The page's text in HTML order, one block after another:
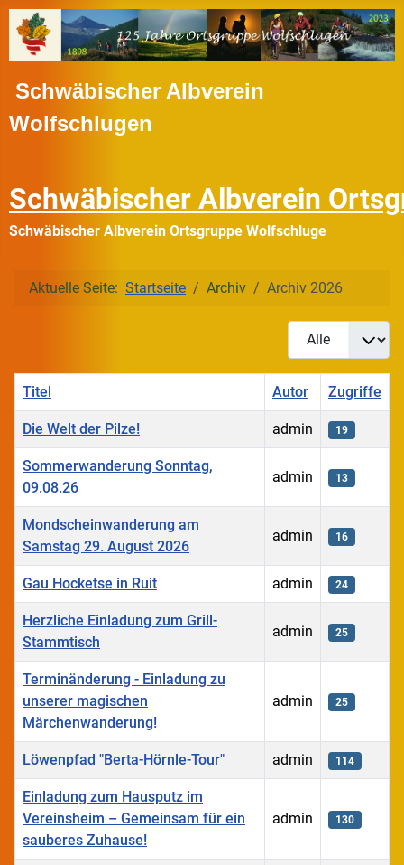
Schwäbischer Albverein
Wolfschlugen
Schwäbischer Albverein
Schwäbischer Albverein Ortsgruppe Wolfschluge
Aktuelle Seite: Startseite Archiv Archiv 2026
Anzeige #
Titel Autor Zugriffe
Die Welt der Pilze! admin 19
Sommerwanderung Sonntag,
09.08.26
admin 13
Mondscheinwanderung am
Samstag 29. August 2026
admin 16
Gau Hocketse in Ruit admin 24
Herzliche Einladung zum Grill-
Stammtisch
admin 25
Terminänderung - Einladung zu
unserer magischen
Märchenwanderung!
admin 25
Löwenpfad "Berta-Hörnle-Tour" admin 114
Einladung zum Hausputz im
Vereinsheim – Gemeinsam für ein
sauberes Zuhause!
admin 130